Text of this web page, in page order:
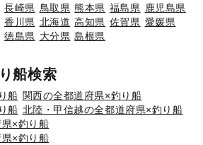
長崎県 鳥取県 熊本県 福島県
鹿児島県
香川県 北海道 高知県 佐賀県 愛媛県
徳島県 大分県 島根県
船検索
船 関西の全都道府県×釣り船
船 北陸・甲信越の全都道府県×釣り船
×釣り船
×釣り船